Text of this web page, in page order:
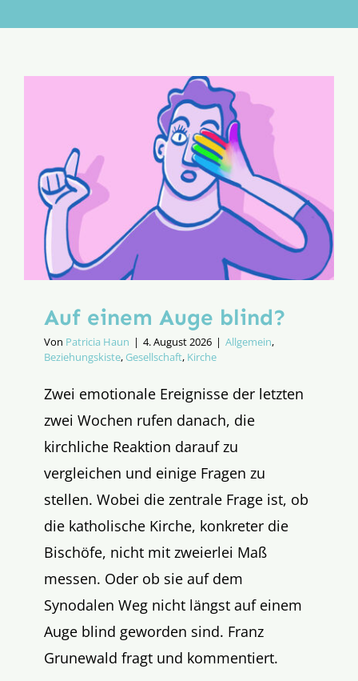
Aktion
Auf einem Auge blind?
Von Patricia Haun | 4. August 2026 | Allgemein,
Beziehungskiste,Gesellschaft, Kirche
Zwei emotionale Ereignisse der letzten
zwei Wochen rufen danach, die
kirchliche Reaktion darauf zu
vergleichen und einige Fragen zu
stellen. Wobei die zentrale Frage ist, ob
die katholische Kirche, konkreter die
Bischöfe, nicht mit zweierlei Maß
messen. Oder ob sie auf dem
Synodalen Weg nicht längst auf einem
Auge blind geworden sind. Franz
Grunewald fragt und kommentiert.